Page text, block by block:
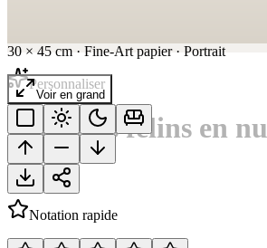
30 × 45 cm · Fine-Art papier· Portrait
Voir en grand
Personnaliser
Portraits félins en
gris
Notation rapide